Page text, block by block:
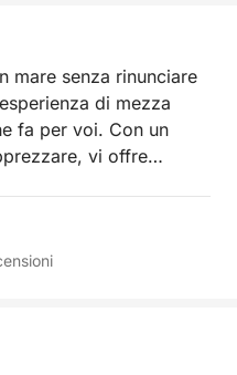
mare senza rinunciare
di mezza
fa per voi. Con un
vi offre
frenesia dell'isola e
navigherete lungo la
combinando